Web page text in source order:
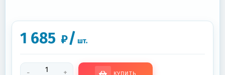
1 685 ₽/ шт.
- +